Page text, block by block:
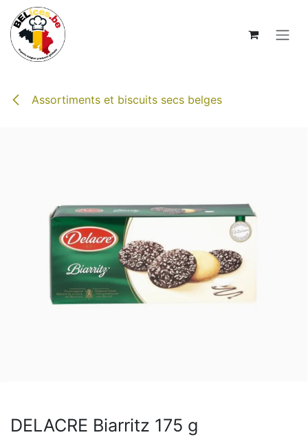
Se rendre au contenu
Assortiments et biscuits secs belges
DELACRE Biarritz 175 g